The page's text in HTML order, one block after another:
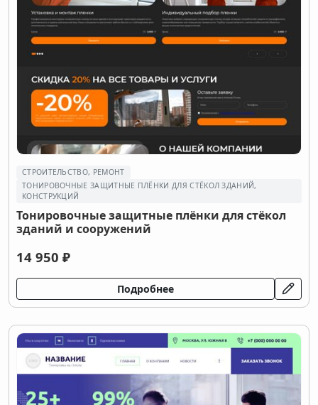
СТРОИТЕЛЬСТВО, РЕМОНТ
ТОНИРОВОЧНЫЕ ЗАЩИТНЫЕ ПЛЁНКИ ДЛЯ СТЁКОЛ ЗДАНИЙ,
КОНСТРУКЦИЙ
Тонировочные защитные плёнки для стёкол
зданий и сооружений
14 950 ₽
Подробнее